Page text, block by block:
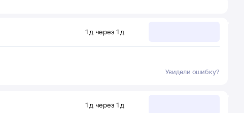
1 д через 1 д
Увидели ошибку?
1 д через 1 д